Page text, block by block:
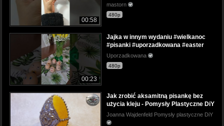
00:58
mastorn
480p
00:23
Jajka w innym wydaniu #wielkanoc
#pisanki #uporzadkowana #easter
Uporzadkowana
480p
Jak zrobić aksamitną pisankę bez
użycia kleju - Pomysły Plastyczne DiY
Joanna Wajdenfeld Pomysły plastyczne DiY